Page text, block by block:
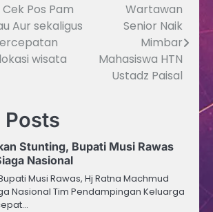
Pos Pam
Aur sekaligus
wisata
Wartawan
Senior Naik
Mimbar
Mahasiswa HTN
Ustadz Paisal
Posts
Stunting, Bupati Musi Rawas
Nasional
Bupati Musi Rawas, Hj Ratna Machmud
Nasional Tim Pendampingan Keluarga